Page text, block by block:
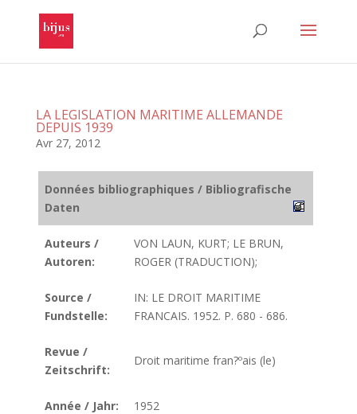
LA LEGISLATION MARITIME ALLEMANDE
DEPUIS 1939
Avr 27, 2012
Données bibliographiques / Bibliografische
Daten
Auteurs /
Autoren:
VON LAUN, KURT; LE BRUN,
ROGER (TRADUCTION);
Source /
Fundstelle:
IN: LE DROIT MARITIME
FRANCAIS. 1952. P. 680 - 686.
Revue /
Zeitschrift:
Droit maritime fran?ºais (le)
Année / Jahr: 1952